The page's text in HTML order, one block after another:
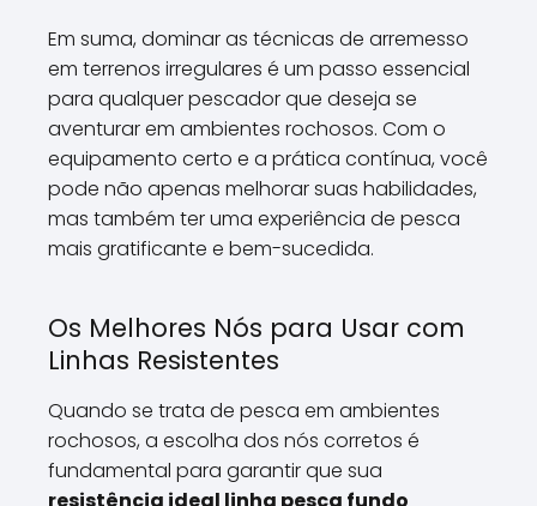
Em suma, dominar as técnicas de arremesso
em terrenos irregulares é um passo essencial
para qualquer pescador que deseja se
aventurar em ambientes rochosos. Com o
equipamento certo e a prática contínua, você
pode não apenas melhorar suas habilidades,
mas também ter uma experiência de pesca
mais gratificante e bem-sucedida.
Os Melhores Nós para Usar com
Linhas Resistentes
Quando se trata de pesca em ambientes
rochosos, a escolha dos nós corretos é
fundamental para garantir que sua